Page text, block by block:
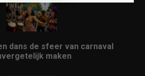
dans de sfeer van carnaval
maken